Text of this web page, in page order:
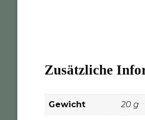
Zusätzliche
Gewicht 20 g